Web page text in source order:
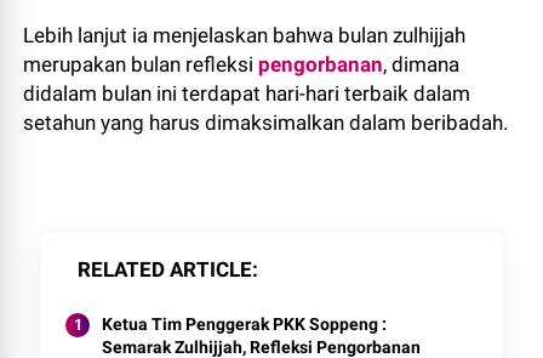
Lebih lanjut ia menjelaskan bahwa bulan zulhijjah
merupakan bulan refleksi pengorbanan, dimana
didalam bulan ini terdapat hari-hari terbaik dalam
setahun yang harus dimaksimalkan dalam beribadah.
RELATED ARTICLE
Ketua Tim Penggerak PKK Soppeng :
Semarak Zulhijjah, Refleksi Pengorbanan